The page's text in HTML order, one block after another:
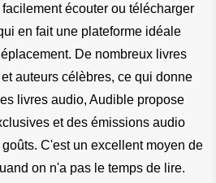
écouter ou télécharger
en fait une plateforme idéale
De nombreux livres
auteurs célèbres, ce qui donne
livres audio, Audible propose
et des émissions audio
C'est un excellent moyen de
on n'a pas le temps de lire.